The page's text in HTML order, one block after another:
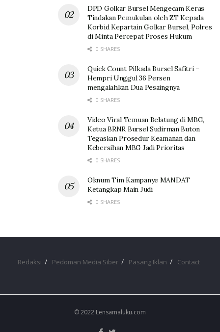
DPD Golkar Bursel Mengecam Keras
Tindakan Pemukulan oleh ZT Kepada
Korbid Kepartain Golkar Bursel, Polres
di Minta Percepat Proses Hukum
0 SHARES
Quick Count Pilkada Bursel Safitri –
Hempri Unggul 36 Persen
mengalahkan Dua Pesaingnya
0 SHARES
Video Viral Temuan Belatung di MBG,
Ketua BRNR Bursel Sudirman Buton
Tegaskan Prosedur Keamanan dan
Kebersihan MBG Jadi Prioritas
0 SHARES
Oknum Tim Kampanye MANDAT
Ketangkap Main Judi
0 SHARES
Redaksi Pedoman Media Siber Pasang Iklan Contact
© 2022 Lensamaluku.com